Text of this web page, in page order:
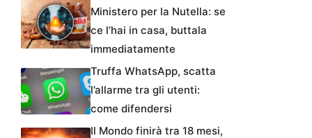
Ministero per la Nutella: se
ce l’hai in casa, buttala
immediatamente
Truffa WhatsApp, scatta
l’allarme tra gli utenti:
come difendersi
Il Mondo finirà tra 18 mesi,